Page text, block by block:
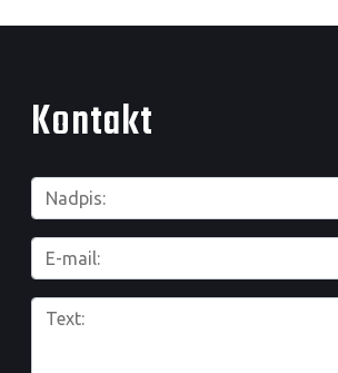
Kontakt